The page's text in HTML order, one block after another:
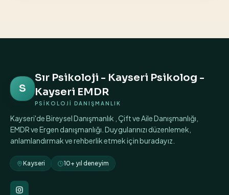
S
Sır Psikoloji - Kayseri Psikolog -
Kayseri EMDR
PSİKOLOJİ DANIŞMANLIK
Kayseri'de Bireysel Danışmanlık , Çift ve Aile Danışmanlığı,
EMDR ve Ergen danışmanlığı. Duygularınızı düzenlemek,
anlamlandırmak ve rehberlik etmek için buradayız.
Kayseri 10+ yıl deneyim